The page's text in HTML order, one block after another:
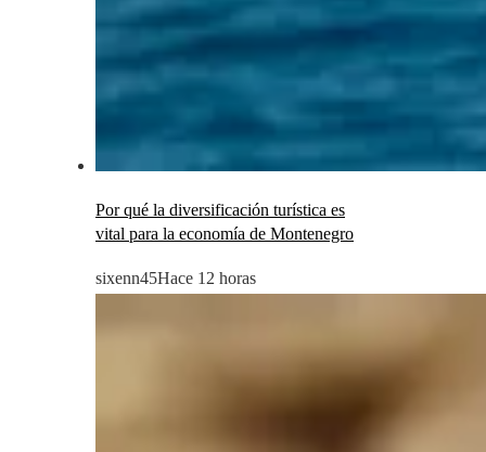
Por qué la diversificación turística es
vital para la economía de Montenegro
sixenn45Hace 12 horas